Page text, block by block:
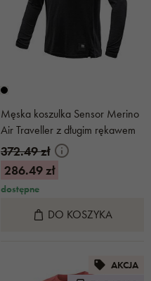
Męska koszulka Sensor Merino
Air Traveller z długim rękawem
czarna
372.49 zł
286.49 zł
dostępne
DO KOSZYKA
AKCJA